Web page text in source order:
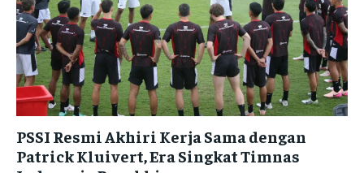
PSSI Resmi Akhiri Kerja Sama dengan
Patrick Kluivert, Era Singkat Timnas